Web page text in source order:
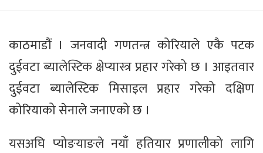
काठमाडौं । जनवादी गणतन्त्र कोरियाले एकै पटक
दुईवटा ब्यालेस्टिक क्षेप्यास्त्र प्रहार गरेको छ । आइतवार
दुईवटा ब्यालेस्टिक मिसाइल प्रहार गरेको दक्षिण
कोरियाको सेनाले जनाएको छ ।
यसअघि प्योङयाङले नयाँ हतियार प्रणालीको लागि